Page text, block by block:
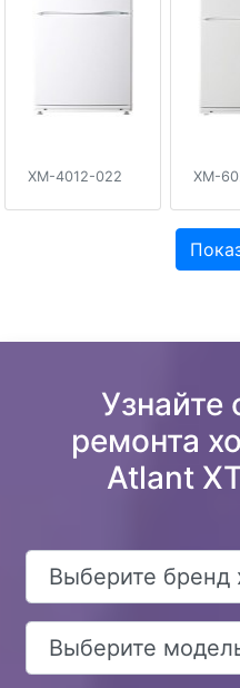
XM-4012-022 XM-
Узнайте
ремонта
Atlant